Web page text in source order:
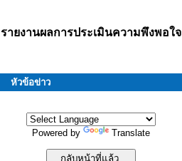
รายงานผลการประเมินความพึงพอใจ
หัวข้อข่าว
Powered by Translate